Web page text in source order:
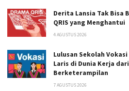
Derita Lansia Tak Bisa
QRIS yang Menghantui
4 AGUSTUS 2026
Lulusan Sekolah
Laris di Dunia Kerja
Berketerampilan
7 AGUSTUS 2026